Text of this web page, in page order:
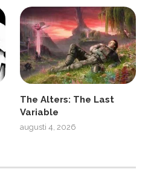
The Alters: The Last
Variable
augusti 4, 2026